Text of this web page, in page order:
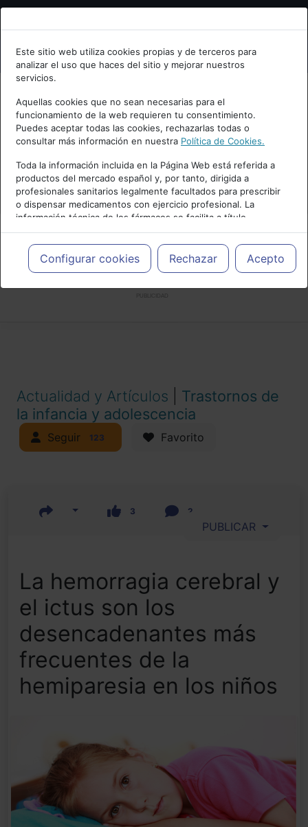
Bienvenid@ a psiquiatria.com
Escribe tu Email
Accede o regístrate con tu email.
Cancelar
Este sitio web utiliza cookies propias y de terceros para
analizar el uso que haces del sitio y mejorar nuestros
servicios.
Aquellas cookies que no sean necesarias para el
funcionamiento de la web requieren tu consentimiento.
Puedes aceptar todas las cookies, rechazarlas todas o
consultar más información en nuestra Política de Cookies.
Toda la información incluida en la Página Web está referida a
productos del mercado español y, por tanto, dirigida a
profesionales sanitarios legalmente facultados para prescribir
o dispensar medicamentos con ejercicio profesional. La
información técnica de los fármacos se facilita a título
meramente informativo, siendo responsabilidad de los
profesionales facultados prescribir medicamentos y decidir, en
cada caso concreto, el tratamiento más adecuado a las
necesidades del paciente.
Configurar cookies Rechazar Acepto
Actualidad y Artículos
Trastornos de
la infancia y adolescencia
Seguir 123 Favorito
3 2
PUBLICAR
La hemorragia cerebral y
el ictus son los
desencadenantes más
frecuentes de la
hemiparesia en los niños